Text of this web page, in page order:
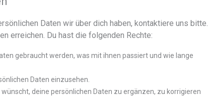
Daten wir über dich haben, kontaktiere uns bitte.
erreichen. Du hast die folgenden Rechte:
gebraucht werden, was mit ihnen passiert und wie lange
Daten einzusehen.
deine persönlichen Daten zu ergänzen, zu korrigieren